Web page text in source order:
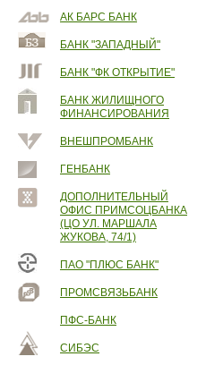
АК БАРС БАНК
БАНК "ЗАПАДНЫЙ"
БАНК "ФК ОТКРЫТИЕ"
БАНК ЖИЛИЩНОГО
ФИНАНСИРОВАНИЯ
ВНЕШПРОМБАНК
ГЕНБАНК
ДОПОЛНИТЕЛЬНЫЙ
ОФИС ПРИМСОЦБАНКА
(ЦО УЛ. МАРШАЛА
ЖУКОВА, 74/1)
ПАО "ПЛЮС БАНК"
ПРОМСВЯЗЬБАНК
ПФС-БАНК
СИБЭС